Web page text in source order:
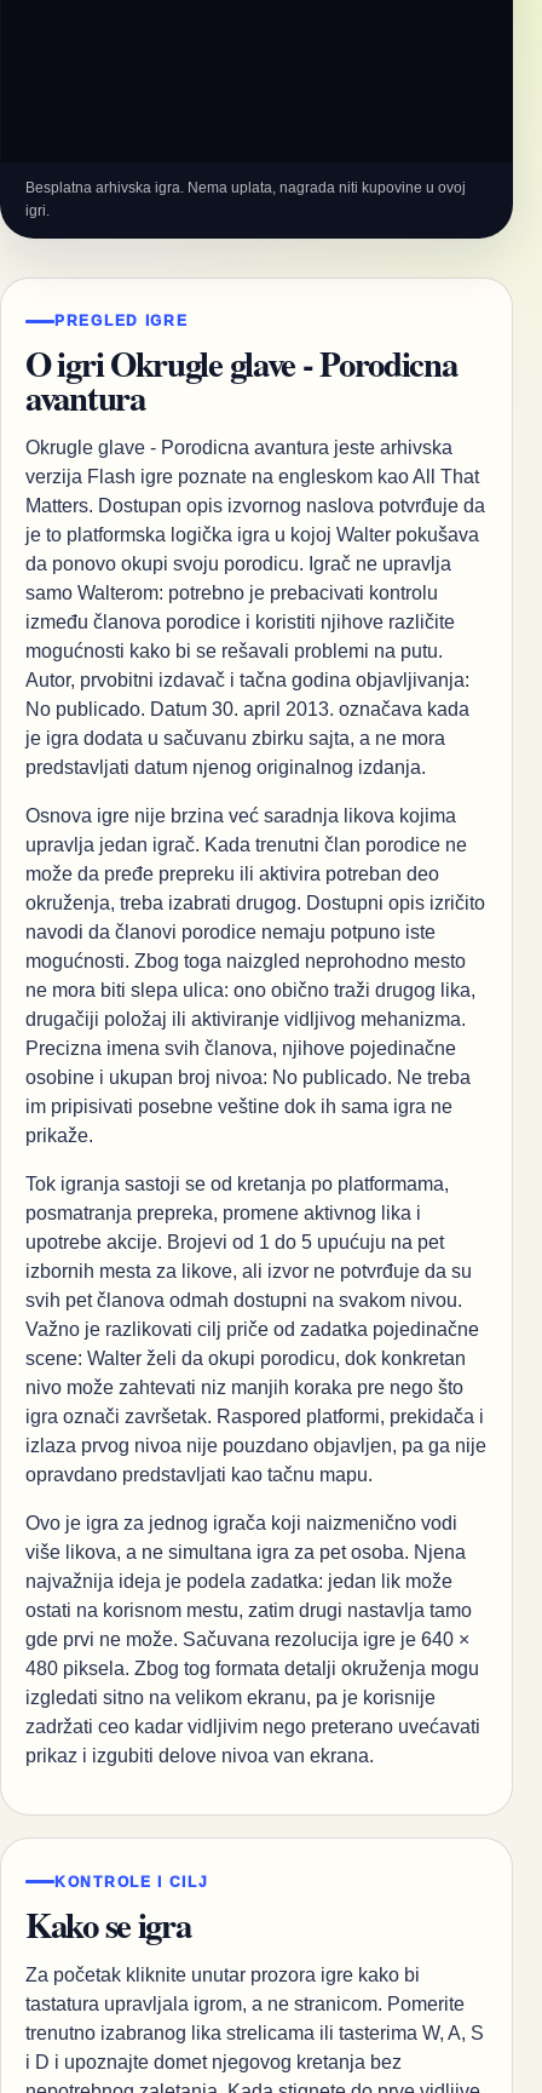
Besplatna arhivska igra. Nema uplata, nagrada niti kupovine u ovoj
igri.
PREGLED IGRE
O igri Okrugle glave - Porodicna
avantura
Okrugle glave - Porodicna avantura jeste arhivska
verzija Flash igre poznate na engleskom kao All That
Matters. Dostupan opis izvornog naslova potvrđuje da
je to platformska logička igra u kojoj Walter pokušava
da ponovo okupi svoju porodicu. Igrač ne upravlja
samo Walterom: potrebno je prebacivati kontrolu
između članova porodice i koristiti njihove različite
mogućnosti kako bi se rešavali problemi na putu.
Autor, prvobitni izdavač i tačna godina objavljivanja:
No publicado. Datum 30. april 2013. označava kada
je igra dodata u sačuvanu zbirku sajta, a ne mora
predstavljati datum njenog originalnog izdanja.
Osnova igre nije brzina već saradnja likova kojima
upravlja jedan igrač. Kada trenutni član porodice ne
može da pređe prepreku ili aktivira potreban deo
okruženja, treba izabrati drugog. Dostupni opis izričito
navodi da članovi porodice nemaju potpuno iste
mogućnosti. Zbog toga naizgled neprohodno mesto
ne mora biti slepa ulica: ono obično traži drugog lika,
drugačiji položaj ili aktiviranje vidljivog mehanizma.
Precizna imena svih članova, njihove pojedinačne
osobine i ukupan broj nivoa: No publicado. Ne treba
im pripisivati posebne veštine dok ih sama igra ne
prikaže.
Tok igranja sastoji se od kretanja po platformama,
posmatranja prepreka, promene aktivnog lika i
upotrebe akcije. Brojevi od 1 do 5 upućuju na pet
izbornih mesta za likove, ali izvor ne potvrđuje da su
svih pet članova odmah dostupni na svakom nivou.
Važno je razlikovati cilj priče od zadatka pojedinačne
scene: Walter želi da okupi porodicu, dok konkretan
nivo može zahtevati niz manjih koraka pre nego što
igra označi završetak. Raspored platformi, prekidača i
izlaza prvog nivoa nije pouzdano objavljen, pa ga nije
opravdano predstavljati kao tačnu mapu.
Ovo je igra za jednog igrača koji naizmenično vodi
više likova, a ne simultana igra za pet osoba. Njena
najvažnija ideja je podela zadatka: jedan lik može
ostati na korisnom mestu, zatim drugi nastavlja tamo
gde prvi ne može. Sačuvana rezolucija igre je 640 ×
480 piksela. Zbog tog formata detalji okruženja mogu
izgledati sitno na velikom ekranu, pa je korisnije
zadržati ceo kadar vidljivim nego preterano uvećavati
prikaz i izgubiti delove nivoa van ekrana.
KONTROLE I CILJ
Kako se igra
Za početak kliknite unutar prozora igre kako bi
tastatura upravljala igrom, a ne stranicom. Pomerite
trenutno izabranog lika strelicama ili tasterima W, A, S
i D i upoznajte domet njegovog kretanja bez